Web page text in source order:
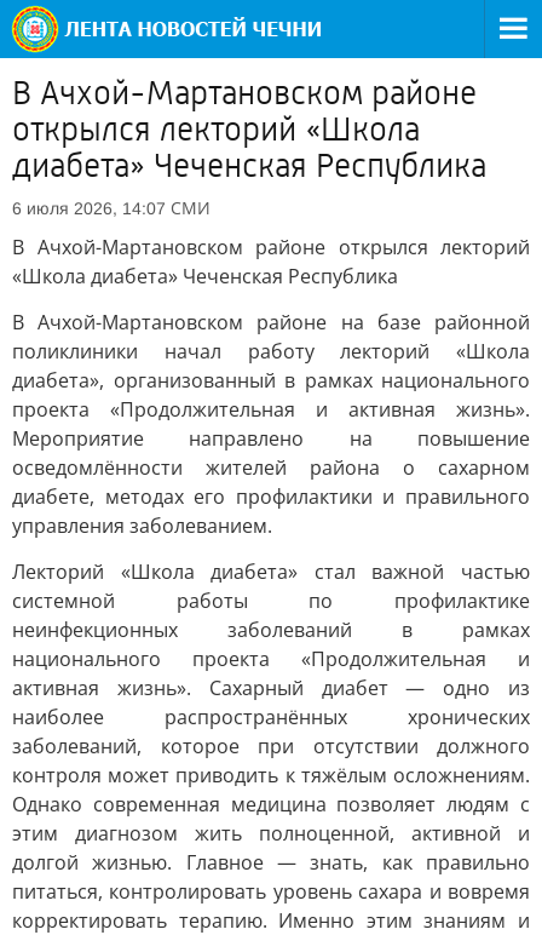
В Ачхой-Мартановском районе
открылся лекторий «Школа
диабета» Чеченская Республика
6 июля 2026, 14:07 СМИ
В Ачхой-Мартановском районе открылся лекторий
«Школа диабета» Чеченская Республика
В Ачхой-Мартановском районе на базе районной
поликлиники начал работу лекторий «Школа
диабета», организованный в рамках национального
проекта «Продолжительная и активная жизнь».
Мероприятие направлено на повышение
осведомлённости жителей района о сахарном
диабете, методах его профилактики и правильного
управления заболеванием.
Лекторий «Школа диабета» стал важной частью
системной работы по профилактике
неинфекционных заболеваний в рамках
национального проекта «Продолжительная и
активная жизнь». Сахарный диабет — одно из
наиболее распространённых хронических
заболеваний, которое при отсутствии должного
контроля может приводить к тяжёлым осложнениям.
Однако современная медицина позволяет людям с
этим диагнозом жить полноценной, активной и
долгой жизнью. Главное — знать, как правильно
питаться, контролировать уровень сахара и вовремя
корректировать терапию. Именно этим знаниям и